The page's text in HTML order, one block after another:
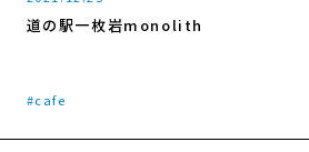
道の駅一枚岩monolith
cafe